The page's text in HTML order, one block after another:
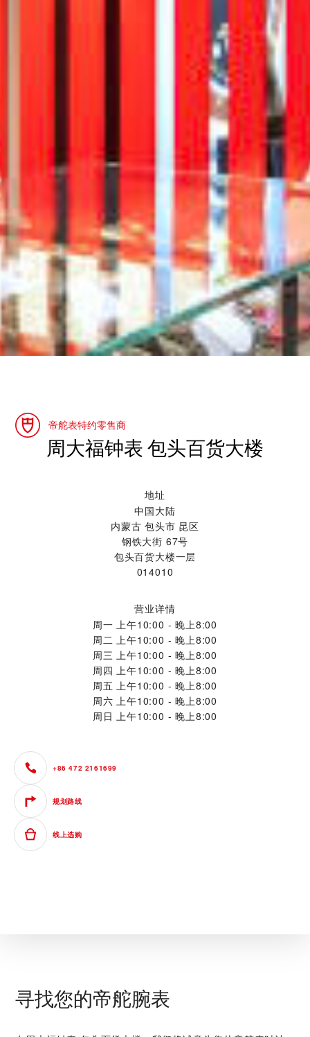
帝舵表特约零售商
‭周大福钟表 包头百货大楼‬
地址
中国大陆
内蒙古 包头市 昆区
钢铁大街 67号
包头百货大楼一层
014010
营业详情
周一 上午10:00 - 晚上8:00
周二 上午10:00 - 晚上8:00
周三 上午10:00 - 晚上8:00
周四 上午10:00 - 晚上8:00
周五 上午10:00 - 晚上8:00
周六 上午10:00 - 晚上8:00
周日 上午10:00 - 晚上8:00
+86 472 2161699
规划路线
线上选购
寻找您的帝舵腕表